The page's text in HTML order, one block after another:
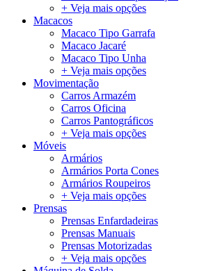
+ Veja mais opções
Macacos
Macaco Tipo Garrafa
Macaco Jacaré
Macaco Tipo Unha
+ Veja mais opções
Movimentação
Carros Armazém
Carros Oficina
Carros Pantográficos
+ Veja mais opções
Móveis
Armários
Armários Porta Cones
Armários Roupeiros
+ Veja mais opções
Prensas
Prensas Enfardadeiras
Prensas Manuais
Prensas Motorizadas
+ Veja mais opções